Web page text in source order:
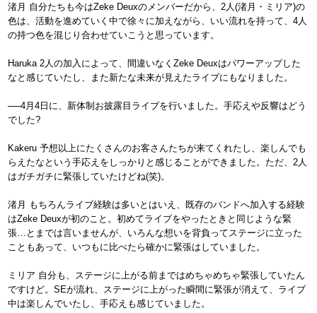
渚月 自分たちも今はZeke Deuxのメンバーだから、2人(渚月・ミリア)の
色は、活動を進めていく中で徐々に加えながら、いい流れを持って、4人
の持つ色を混じり合わせていこうと思っています。
Haruka 2人の加入によって、間違いなくZeke Deuxはパワーアップした
なと感じていたし、また新たな未来が見えたライブにもなりました。
──4月4日に、新体制お披露目ライブを行いました。手応えや反響はどう
でした?
Kakeru 予想以上にたくさんのお客さんたちが来てくれたし、楽しんでも
らえたなという手応えをしっかりと感じることができました。ただ、2人
はガチガチに緊張していたけどね(笑)。
渚月 もちろんライブ経験は多いとはいえ、既存のバンドへ加入する経験
はZeke Deuxが初のこと。初めてライブをやったときと同じような緊
張…とまでは言いませんが、いろんな想いを背負ってステージに立った
こともあって、いつもに比べたら確かに緊張はしていました。
ミリア 自分も、ステージに上がる前まではめちゃめちゃ緊張していたん
ですけど。SEが流れ、ステージに上がった瞬間に緊張が消えて、ライブ
中は楽しんでいたし、手応えも感じていました。